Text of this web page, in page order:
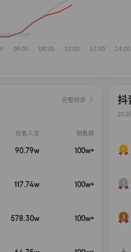
完整榜单
观看人次 销售额
90.79w 100w+
117.74w 100w+
578.30w 100w+
抖